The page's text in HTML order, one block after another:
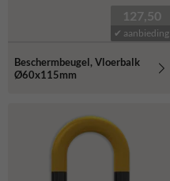
127,50
✔ aanbieding
Beschermbeugel, Vloerbalk
Ø60x115mm